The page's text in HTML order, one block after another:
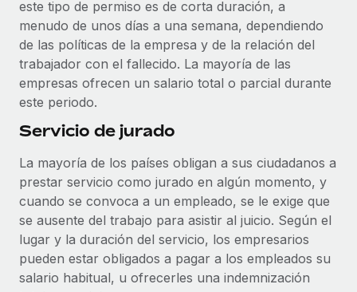
este tipo de permiso es de corta duración, a
menudo de unos días a una semana, dependiendo
de las políticas de la empresa y de la relación del
trabajador con el fallecido. La mayoría de las
empresas ofrecen un salario total o parcial durante
este periodo.
Servicio de jurado
La mayoría de los países obligan a sus ciudadanos a
prestar servicio como jurado en algún momento, y
cuando se convoca a un empleado, se le exige que
se ausente del trabajo para asistir al juicio. Según el
lugar y la duración del servicio, los empresarios
pueden estar obligados a pagar a los empleados su
salario habitual, u ofrecerles una indemnización